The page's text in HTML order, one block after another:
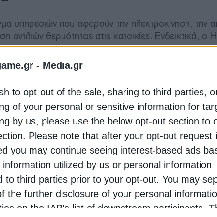
- Media.gr
to opt-out of the sale, sharing to third parties,
of your personal or sensitive information for
by us, please use the below opt-out section to
Please note that after your opt-out request
you may continue seeing interest-based ads
information utilized by us or personal information
to third parties prior to your opt-out. You may
the further disclosure of your personal
on the IAB’s list of downstream participants.
υπηρεσιών που αφορούν την ηλεκτροκίνηση, την
αντλιών θερμότητας στις κατοικίες. Ενδεικτικά,
απόκτηση, τη μελέτη και την εγκατάσταση
τραπεζικού δανεισμού, με μέγιστο ποσό
αποπληρωμής μέχρι 72 μήνες. Η Elpedison προσφέρει
και 100% της αξίας του εξοπλισμού, μέσω
Net Billing προσφέρει μεταξύ άλλων
φωτοβολταϊκού συστήματος. Η ΔΕΗ προσφέρει δύο
SolarNet+ και το ΔΕΗ myEnergy
Net Billing, όσο και Zero Feed-in
προσφορές. Μεταξύ άλλων, υπάρχει η
προσφέρει οικονομοτεχνική πρόταση για την
Η Φυσικό Αέριο προσφέρει